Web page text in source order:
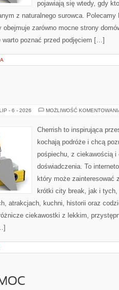
pojawiają się wtedy, gdy
z naturalnego surowca.
obejmuje zarówno mocne strony
poznać przed podjęciem […]
- 6 - 2026 MOŻLIWOŚĆ
Cherrish to inspirująca
kochają podróże i chcą
pośpiechu, z ciekawością i
doświadczenia. To
który może zainteresować
krótki city break, jak i
atrakcjach, kuchni, historii oraz
ciekawostki z lekkim,